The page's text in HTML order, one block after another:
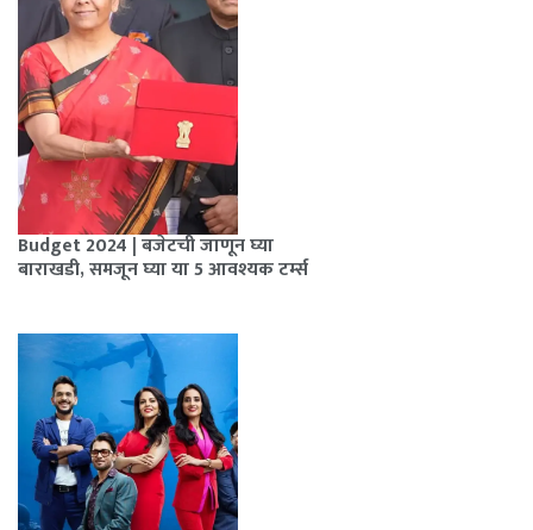
Budget 2024 | बजेटची जाणून घ्या
बाराखडी, समजून घ्या या 5 आवश्यक टर्म्स